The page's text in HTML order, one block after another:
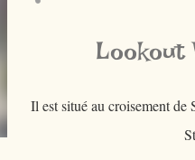
Lookout
Il est situé au croisement